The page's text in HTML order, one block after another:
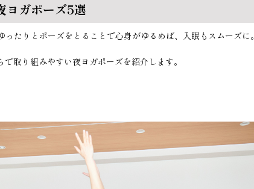
ヨガポーズ5選
たりとポーズをとることで心身がゆるめば、入眠もスムーズに。
取り組みやすい夜ヨガポーズを紹介します。